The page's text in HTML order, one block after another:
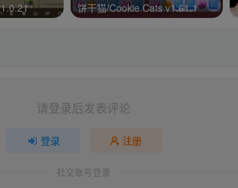
饼干猫/Cookie Cats v1.61.1
请登录后发表评论
登录 注册
社交账号登录